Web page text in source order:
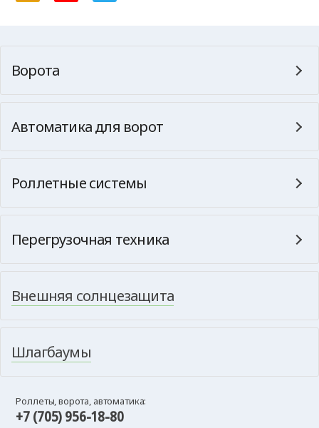
Ворота
Автоматика для ворот
Роллетные системы
Перегрузочная техника
Внешняя солнцезащита
Шлагбаумы
Роллеты, ворота, автоматика:
+7 (705) 956-18-80